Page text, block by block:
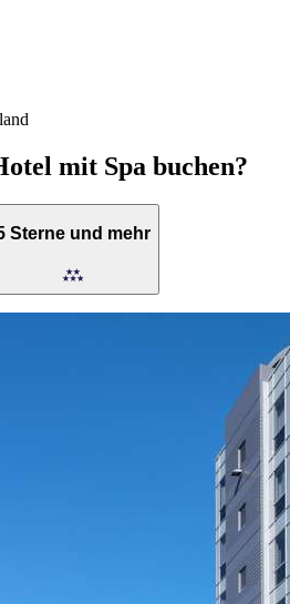
mit Spa buchen?
Sterne und mehr